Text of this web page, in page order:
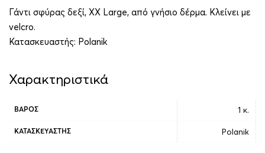
Γάντι σφύρας δεξί, XX Large, από γνήσιο δέρμα. Κλείνει με
velcro.
Κατασκευαστής: Polanik
Χαρακτηριστικά
ΒΆΡΟΣ 1 κ.
ΚΑΤΑΣΚΕΥΑΣΤΉΣ Polanik